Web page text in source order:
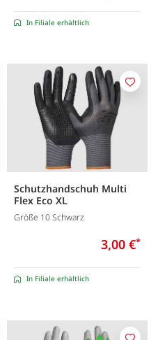
In Filiale erhältlich
Schutzhandschuh Multi
Flex Eco XL
Größe 10 Schwarz
3,00 €*
In Filiale erhältlich